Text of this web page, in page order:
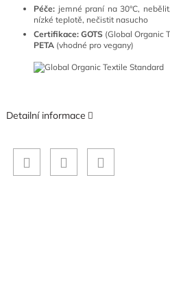
Péče: jemné praní na 30°C,
nízké teplotě, nečistit nasucho
Certifikace: GOTS (Global Organic
PETA (vhodné pro vegany)
Detailní informace